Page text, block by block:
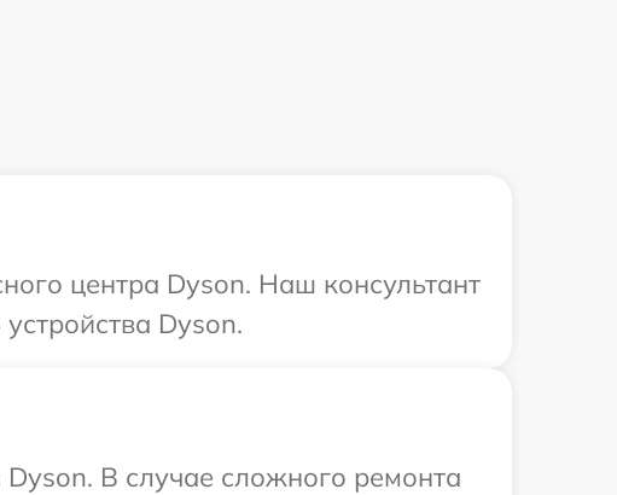
центра Dyson. Наш консультант
Dyson.
В случае сложного ремонта